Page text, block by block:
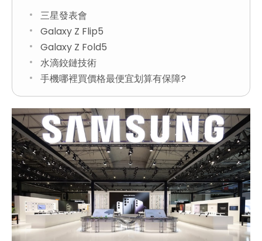
三星發表會
Galaxy Z Flip5
Galaxy Z Fold5
水滴鉸鏈技術
手機哪裡買價格最便宜划算有保障?